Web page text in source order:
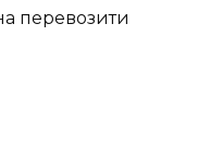
перевозити